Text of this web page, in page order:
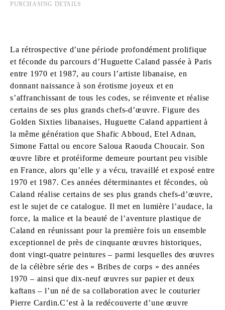
PURCHASING DETAILS
La rétrospective d’une période profondément prolifique
et féconde du parcours d’Huguette Caland passée à Paris
entre 1970 et 1987, au cours l’artiste libanaise, en
donnant naissance à son érotisme joyeux et en
s’affranchissant de tous les codes, se réinvente et réalise
certains de ses plus grands chefs-d’œuvre. Figure des
Golden Sixties libanaises, Huguette Caland appartient à
la même génération que Shafic Abboud, Etel Adnan,
Simone Fattal ou encore Saloua Raouda Choucair. Son
œuvre libre et protéiforme demeure pourtant peu visible
en France, alors qu’elle y a vécu, travaillé et exposé entre
1970 et 1987. Ces années déterminantes et fécondes, où
Caland réalise certains de ses plus grands chefs-d’œuvre,
est le sujet de ce catalogue. Il met en lumière l’audace, la
force, la malice et la beauté de l’aventure plastique de
Caland en réunissant pour la première fois un ensemble
exceptionnel de près de cinquante œuvres historiques,
dont vingt-quatre peintures – parmi lesquelles des œuvres
de la célèbre série des « Bribes de corps » des années
1970 – ainsi que dix-neuf œuvres sur papier et deux
kaftans – l’un né de sa collaboration avec le couturier
Pierre Cardin.C’est à la redécouverte d’une œuvre